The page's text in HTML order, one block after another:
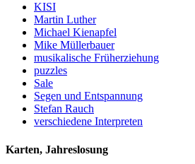
KISI
Martin Luther
Michael Kienapfel
Mike Müllerbauer
musikalische Früherziehung
puzzles
Sale
Segen und Entspannung
Stefan Rauch
verschiedene Interpreten
Karten, Jahreslosung